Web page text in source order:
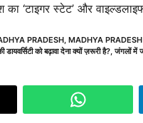
का ‘टाइगर स्टेट’ और
PRADESH, MADHYA PRADESH
डायवर्सिटी को बढ़ावा देना क्यों ज़रूरी है?,जंगलों में